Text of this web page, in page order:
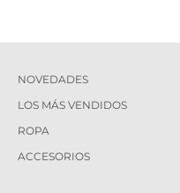
NOVEDADES
LOS MÁS VENDIDOS
ROPA
ACCESORIOS